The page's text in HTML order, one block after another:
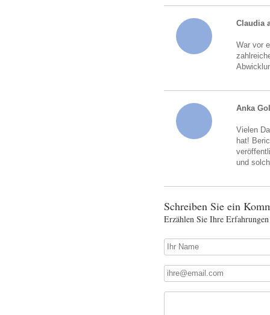
Claudia
War vor
Anka
Vielen
hat!
und
Schreiben Sie ein
Erzählen Sie Ihre